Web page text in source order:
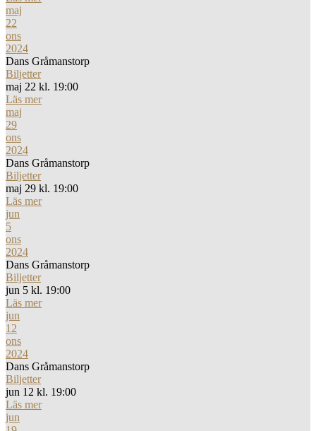
maj
22
ons
2024
Dans Gråmanstorp
Biljetter
maj 22 kl. 19:00
Läs mer
maj
29
ons
2024
Dans Gråmanstorp
Biljetter
maj 29 kl. 19:00
Läs mer
jun
5
ons
2024
Dans Gråmanstorp
Biljetter
jun 5 kl. 19:00
Läs mer
jun
12
ons
2024
Dans Gråmanstorp
Biljetter
jun 12 kl. 19:00
Läs mer
jun